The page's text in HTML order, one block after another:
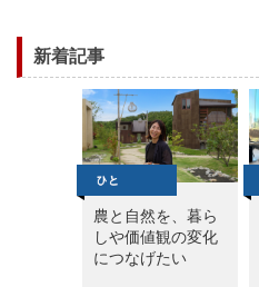
新着記事
農と自然を、暮ら
しや価値観の変化
につなげたい